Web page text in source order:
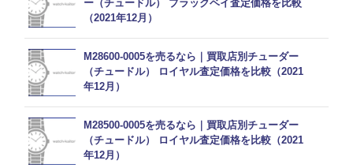
ー（チュードル） ブラックベイ査定価格を比較
（2021年12月）
M28600-0005を売るなら｜買取店別チューダー
（チュードル） ロイヤル査定価格を比較（2021
年12月）
M28500-0005を売るなら｜買取店別チューダー
（チュードル） ロイヤル査定価格を比較（2021
年12月）